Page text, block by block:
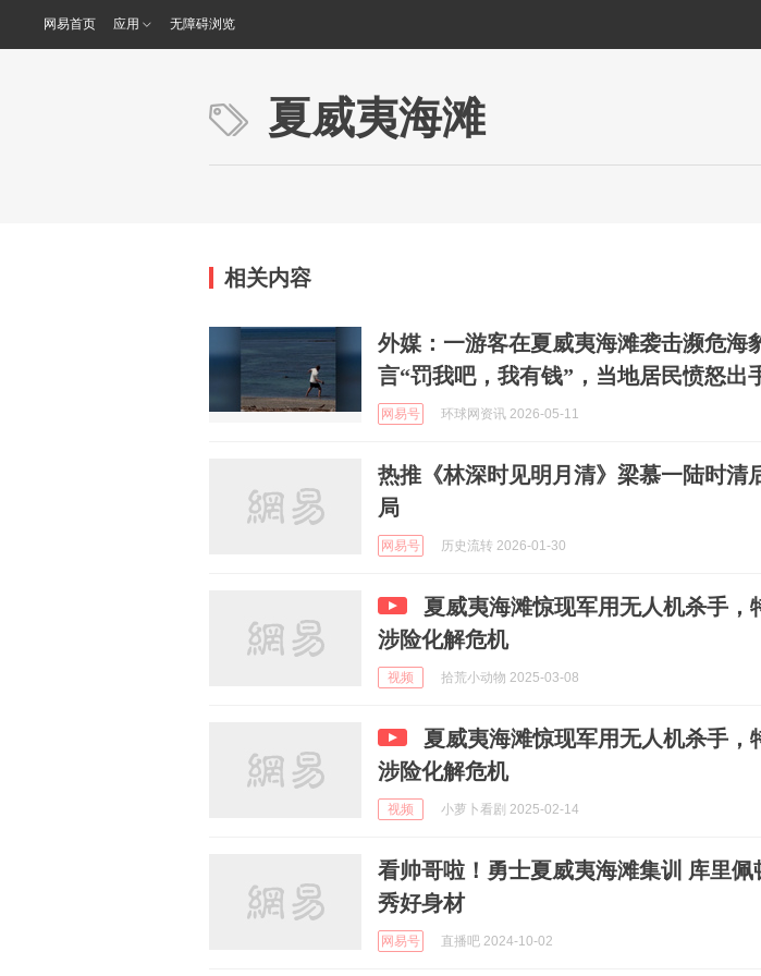
网易首页 应用 无障碍浏览
夏威夷海滩
相关内容
外媒：一游客在夏威夷海滩袭击濒危海
言“罚我吧，我有钱”，当地居民愤怒出
网易号 环球网资讯 2026-05-11
热推《林深时见明月清》梁慕一陆时清
局
网易号 历史流转 2026-01-30
夏威夷海滩惊现军用无人机杀手，
涉险化解危机
视频 拾荒小动物 2025-03-08
夏威夷海滩惊现军用无人机杀手，
涉险化解危机
视频 小萝卜看剧 2025-02-14
看帅哥啦！勇士夏威夷海滩集训 库里佩
秀好身材
网易号 直播吧 2024-10-02